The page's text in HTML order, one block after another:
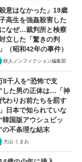
殺意はなかった」19歳
高生を強姦殺害した
なぜ…裁判所と検察
立した「驚きの判
（昭和42年の事件）
鉄人ノンフィクション編集部
8千人を“恐怖で支
した男の正体は…「神
わりお前たちを罰す
日本で知られていな
韓国版アウシュビッ
の不条理な結末
大山 くまお